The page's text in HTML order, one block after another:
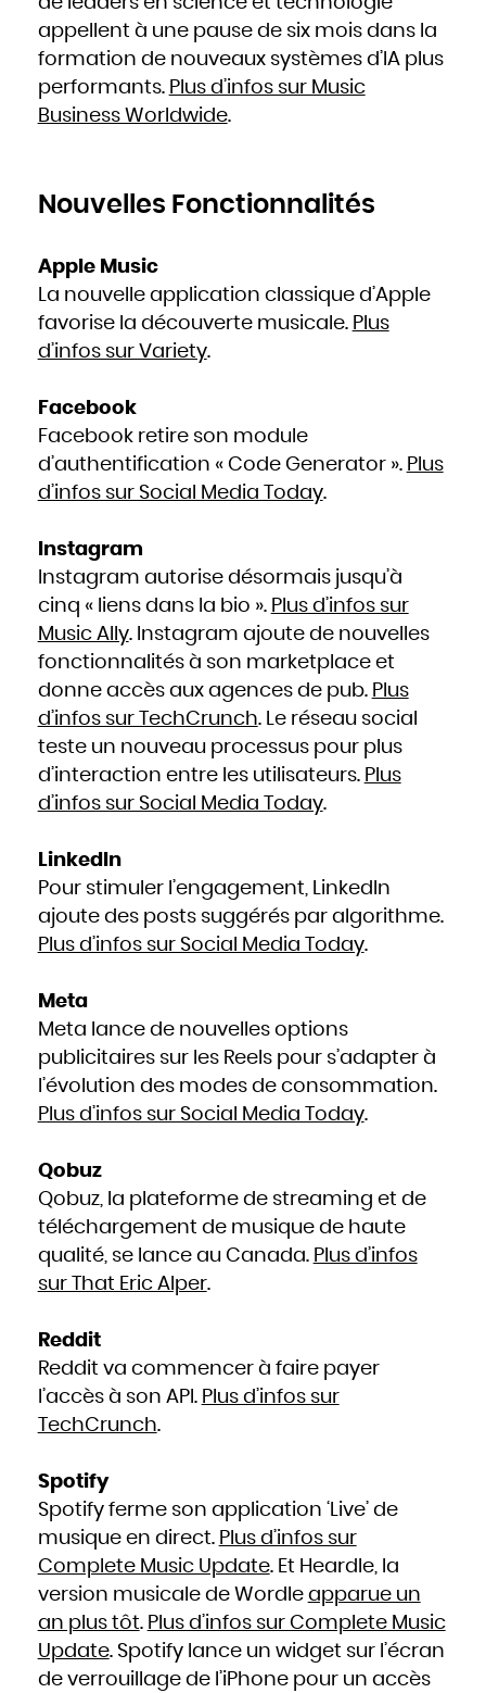
appellent à une pause de six mois dans la
formation de nouveaux systèmes d’IA plus
performants. Plus d’infos sur Music
Business Worldwide.
Nouvelles Fonctionnalités
Apple Music
La nouvelle application classique d’Apple
favorise la découverte musicale. Plus
d’infos sur Variety.
Facebook
Facebook retire son module
d’authentification « Code Generator ». Plus
d’infos sur Social Media Today.
Instagram
Instagram autorise désormais jusqu’à
cinq « liens dans la bio ». Plus d’infos sur
Music Ally. Instagram ajoute de nouvelles
fonctionnalités à son marketplace et
donne accès aux agences de pub. Plus
d’infos sur TechCrunch. Le réseau social
teste un nouveau processus pour plus
d’interaction entre les utilisateurs. Plus
d’infos sur Social Media Today.
LinkedIn
Pour stimuler l’engagement, LinkedIn
ajoute des posts suggérés par algorithme.
Plus d’infos sur Social Media Today.
Meta
Meta lance de nouvelles options
publicitaires sur les Reels pour s’adapter à
l’évolution des modes de consommation.
Plus d’infos sur Social Media Today.
Qobuz
Qobuz, la plateforme de streaming et de
téléchargement de musique de haute
qualité, se lance au Canada. Plus d’infos
sur That Eric Alper.
Reddit
Reddit va commencer à faire payer
l’accès à son API. Plus d’infos sur
TechCrunch.
Spotify
Spotify ferme son application ‘Live’ de
musique en direct. Plus d’infos sur
Complete Music Update. Et Heardle, la
version musicale de Wordle apparue un
an plus tôt. Plus d’infos sur Complete Music
Update. Spotify lance un widget sur l’écran
de verrouillage de l’iPhone pour un accès